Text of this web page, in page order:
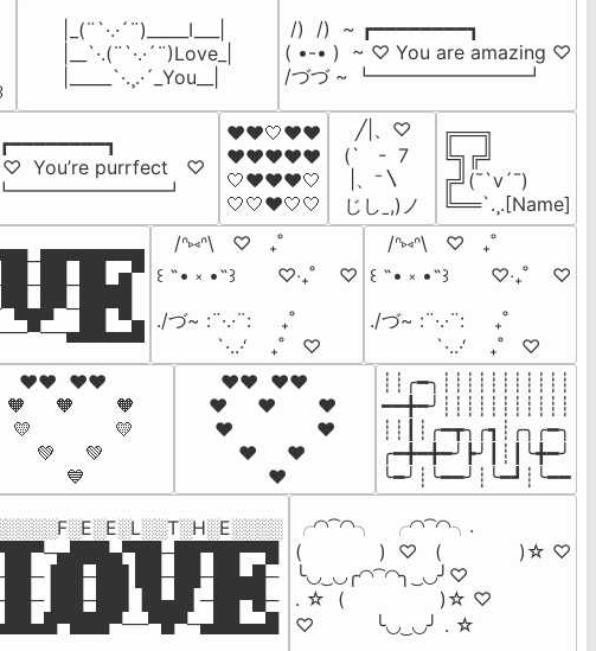
|_(¨`·.·´¨)_____I___|
|__`·.(¨`·.·´¨)Love_|
|_____`·.¸.·´_You__|
/)  /)  ~ ┏━━━━━━━━┓
( •-• )  ~ ♡ You are amazing ♡
/づづ ~ ┗━━━━━━━━┛
♡  You’re purrfect   ♡
~ ┗━━━━━━━━┛
❤️❤️🤍❤️❤️
❤️❤️❤️❤️❤️
🤍❤️❤️❤️🤍
🤍🤍❤️🤍🤍
  ╱|、♡
(`   -  7
|、⁻〵
じしˍ,)ノ
╔══╗
╚╗╔╝
╔╝(¯`v´¯)
╚══`.¸.[Name]
   /ᐢ⑅ᐢ\   ♡   ₊˚
꒰ ˶• ༝ •˶꒱       ♡‧₊˚    ♡
./づ~ :¨·.·¨:     ₊˚
          `·..·‘    ₊˚   ♡
   /ᐢ⑅ᐢ\   ♡   ₊˚
꒰ ˶• ༝ •˶꒱       ♡‧₊˚    ♡
./づ~ :¨·.·¨:     ₊˚
           `·..·‘    ₊˚   ♡
  ❤️❤️  ❤️❤️
🧡     🧡       🧡
💛              💛
     💚     💚
          💙
  ❤️❤️  ❤️❤️
❤️     ❤️       ❤️
❤️              ❤️
     ❤️     ❤️
          ❤️
┊┊╭━╮┊┊┊┊┊┊┊┊┊┊┊
━━╋━╯┊┊┊┊┊┊┊┊┊┊┊
┊┊┃┊╭━┳╮╭┓┊╭╮╭━╮
╭━╋━╋━╯┣╯┃┊┃╰╋━╯
╰━╯┊╰━━╯┊╰━┛┊╰━━
╭◜◝ ͡ ◜◝╮  ㅤ ╭◜◝ ͡ ◜◝╮.
(             )  ♡   (             )☆ ♡
╰◟◞ ͜ ◟◞╭◜◝ ͡ ◜◝╮ ͜ ◟◞╯♡
. ☆  ㅤㅤ(                )☆ ♡
♡ 　      ╰◟◞ ͜ ◟◞╯ . ☆